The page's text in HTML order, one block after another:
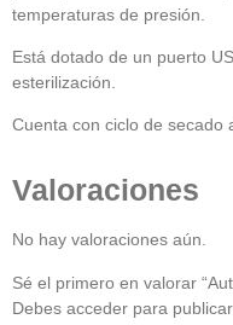
temperaturas de presión.
Está dotado de un puerto
esterilización.
Cuenta con ciclo de secado
Valoraciones
No hay valoraciones aún.
Sé el primero en valorar
Debes acceder para